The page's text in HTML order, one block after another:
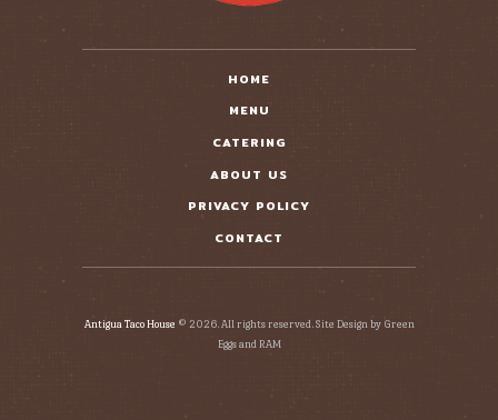
HOME
MENU
CATERING
ABOUT US
PRIVACY POLICY
CONTACT
Antigua Taco House © 2026. All rights reserved. Site Design by Green
Eggs and RAM